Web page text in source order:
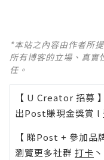
*本站之內容由作者所
所有博客的立場、真實
任。
【 U Creator 招募 】
出Post賺現金獎賞 l
【 睇Post + 參加品
瀏覽更多社群 打卡 丶